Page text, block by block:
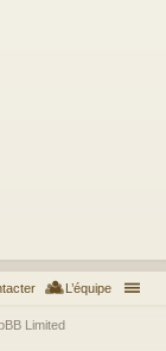
L’équipe
Limited